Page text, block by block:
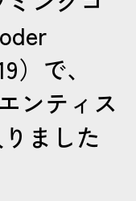
で、
ンティス
ました